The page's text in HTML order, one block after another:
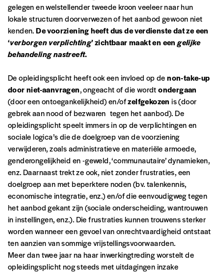
Mot de passe oublié?
Créer un
compte
activités et publications accessibles, et
d’affirmer notre attachement aux valeurs de
solidarité, nous vous proposons d’estimer
vous-mêmes le coût de notre publication.
Cette valeur peut donc être inférieure, égale
manière, vous soutenez le travail de l’équipe
de rédaction selon vos moyens et vos
motivations.
En pratique
Vous vous abonnez pour l’année civile en
cours ou vous commandez au numéro.
Vous indiquez si vous souhaitez recevoir la
revue en format papier ou numérique.
Vous renseignez vos coordonnées.
Vous versez le montant de votre choix sur le
compte
IBAN BE34 0010 7305
2190
avec en communication le numéro de
la commande renseigné dans le mail de
confirmation et la mention “participation
Imag”.
gelegen en welstellender tweede kroon veeleer naar hun
lokale structuren doorverwezen of het aanbod gewoon niet
kenden.De voorziening heeft dus de verdienste dat ze een
‘verborgen verplichting’ zichtbaar maakt en een gelijke
behandeling nastreeft.
De opleidingsplicht heeft ook een invloed op denon-take-up
door niet-aanvragen, ongeacht of die wordtondergaan
(door een ontoegankelijkheid) en/ofzelfgekozen is (door
gebrek aan nood of bezwaren tegen het aanbod). De
opleidingsplicht speelt immers in op de verplichtingen en
sociale logica’s die de doelgroep van de voorziening
verwijderen, zoals administratieve en materiële armoede,
genderongelijkheid en -geweld, ‘communautaire’ dynamieken,
enz. Daarnaast trekt ze ook, niet zonder frustraties, een
doelgroep aan met beperktere noden (bv. talenkennis,
economische integratie, enz.) en/of die eenvoudigweg tegen
het aanbod gekant zijn (sociale onderscheiding, wantrouwen
in instellingen, enz.). Die frustraties kunnen trouwens sterker
worden wanneer een gevoel van onrechtvaardigheid ontstaat
ten aanzien van sommige vrijstellingsvoorwaarden.
Meer dan twee jaar na haar inwerkingtreding worstelt de
opleidingsplicht nog steeds met uitdagingen inzake